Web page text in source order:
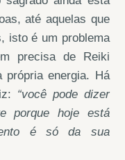
até aquelas que
isto é um problema
precisa de Reiki
própria energia. Há
“você pode dizer
porque hoje está
é só da sua